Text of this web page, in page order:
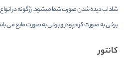
شاداب دیده شدن صورت شما میشود. رژگونه در
برخی به صورت کرم پودر و برخی به صورت مایع می
کانتور